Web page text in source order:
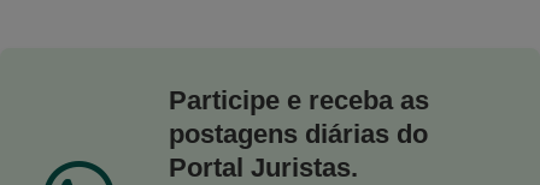
Participe e receba as
postagens diárias do
Portal Juristas.